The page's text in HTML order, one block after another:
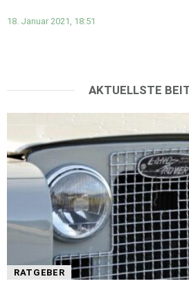
18. Januar 2021, 18:51
AKTUELLSTE
RATGEBER